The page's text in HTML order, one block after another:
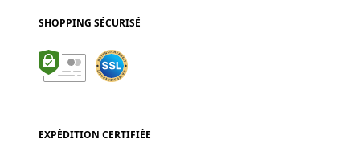
SHOPPING SÉCURISÉ
EXPÉDITION CERTIFIÉE